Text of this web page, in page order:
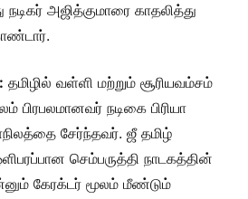
அஜித்குமாரை காதலித்து
தமிழில் வள்ளி மற்றும் சூரியவம்சம்
நடிகை பிரியா
சேர்ந்தவர். ஜீ தமிழ்
செம்பருத்தி நாடகத்தின்
கேரக்டர் மூலம் மீண்டும்